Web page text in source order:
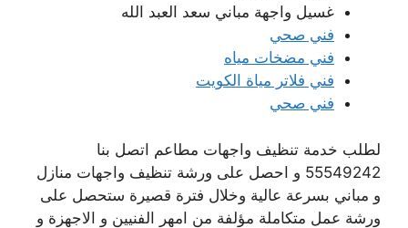
غسيل واجهة مباني سعد العبد الله
فني صحي
فني مضخات مياه
فني فلاتر مياة الكويت
فني صحي
لطلب خدمة تنظيف واجهات مطاعم اتصل بنا
55549242 و احصل على ورشة تنظيف واجهات منازل
و مباني بسرعة عالية وخلال فترة قصيرة ستحصل على
ورشة عمل متكاملة مؤلفة من امهر الفنيين و الاجهزة و